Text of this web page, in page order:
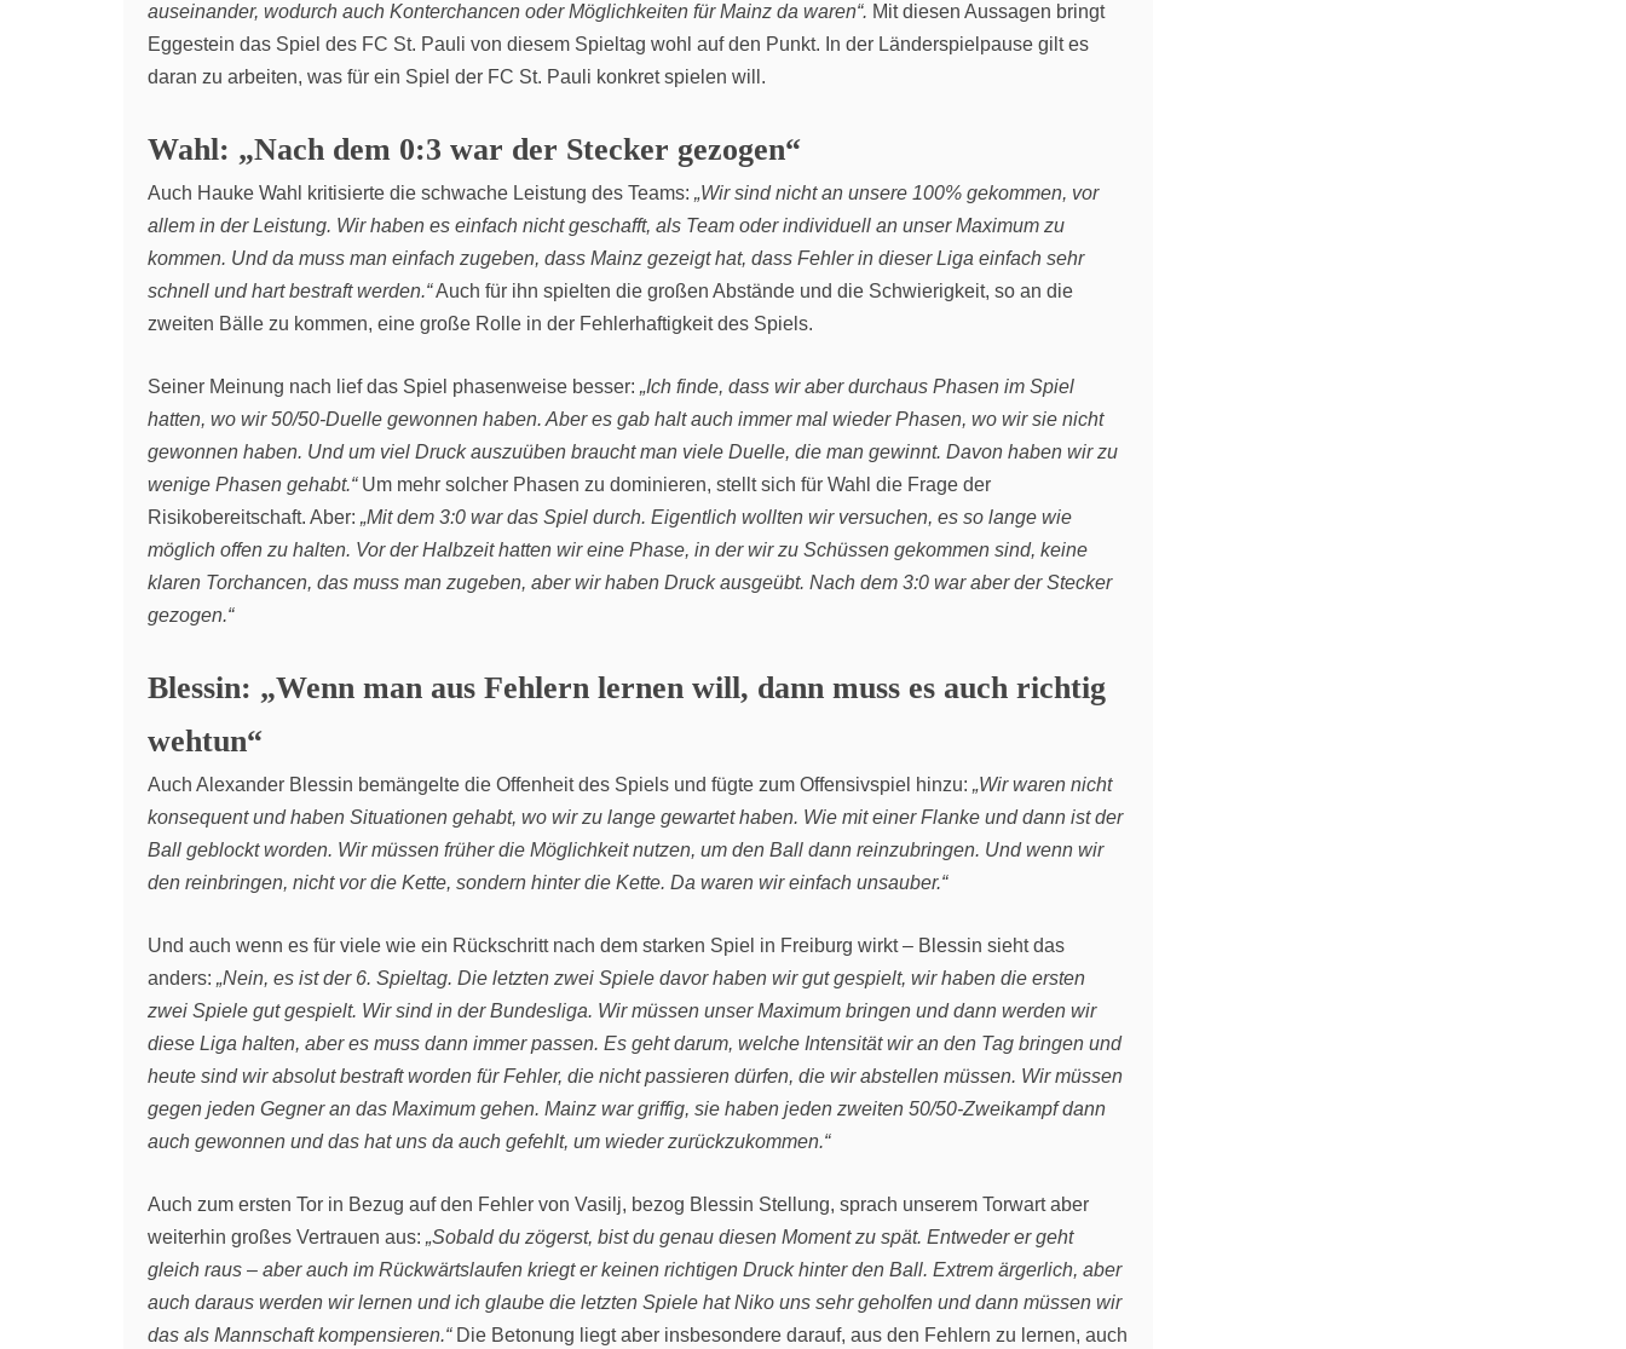
auseinander, wodurch auch Konterchancen oder Möglichkeiten für Mainz da waren“. Mit diesen Aussagen bringt
Eggestein das Spiel des FC St. Pauli von diesem Spieltag wohl auf den Punkt. In der Länderspielpause gilt es
daran zu arbeiten, was für ein Spiel der FC St. Pauli konkret spielen will.
Wahl: „Nach dem 0:3 war der Stecker gezogen“
Auch Hauke Wahl kritisierte die schwache Leistung des Teams: „Wir sind nicht an unsere 100% gekommen, vor
allem in der Leistung. Wir haben es einfach nicht geschafft, als Team oder individuell an unser Maximum zu
kommen. Und da muss man einfach zugeben, dass Mainz gezeigt hat, dass Fehler in dieser Liga einfach sehr
schnell und hart bestraft werden.“Auch für ihn spielten die großen Abstände und die Schwierigkeit, so an die
zweiten Bälle zu kommen, eine große Rolle in der Fehlerhaftigkeit des Spiels.
Seiner Meinung nach lief das Spiel phasenweise besser: „Ich finde, dass wir aber durchaus Phasen im Spiel
hatten, wo wir 50/50-Duelle gewonnen haben. Aber es gab halt auch immer mal wieder Phasen, wo wir sie nicht
gewonnen haben. Und um viel Druck auszuüben braucht man viele Duelle, die man gewinnt. Davon haben wir zu
wenige Phasen gehabt.“Um mehr solcher Phasen zu dominieren, stellt sich für Wahl die Frage der
Risikobereitschaft. Aber: „Mit dem 3:0 war das Spiel durch. Eigentlich wollten wir versuchen, es so lange wie
möglich offen zu halten. Vor der Halbzeit hatten wir eine Phase, in der wir zu Schüssen gekommen sind, keine
klaren Torchancen, das muss man zugeben, aber wir haben Druck ausgeübt. Nach dem 3:0 war aber der Stecker
gezogen.“
Blessin: „Wenn man aus Fehlern lernen will, dann muss es auch richtig
wehtun“
Auch Alexander Blessin bemängelte die Offenheit des Spiels und fügte zum Offensivspiel hinzu: „Wir waren nicht
konsequent und haben Situationen gehabt, wo wir zu lange gewartet haben. Wie mit einer Flanke und dann ist der
Ball geblockt worden. Wir müssen früher die Möglichkeit nutzen, um den Ball dann reinzubringen. Und wenn wir
den reinbringen, nicht vor die Kette, sondern hinter die Kette. Da waren wir einfach unsauber.“
Und auch wenn es für viele wie ein Rückschritt nach dem starken Spiel in Freiburg wirkt – Blessin sieht das
anders: „Nein, es ist der 6. Spieltag. Die letzten zwei Spiele davor haben wir gut gespielt, wir haben die ersten
zwei Spiele gut gespielt. Wir sind in der Bundesliga. Wir müssen unser Maximum bringen und dann werden wir
diese Liga halten, aber es muss dann immer passen. Es geht darum, welche Intensität wir an den Tag bringen und
heute sind wir absolut bestraft worden für Fehler, die nicht passieren dürfen, die wir abstellen müssen. Wir müssen
gegen jeden Gegner an das Maximum gehen. Mainz war griffig, sie haben jeden zweiten 50/50-Zweikampf dann
auch gewonnen und das hat uns da auch gefehlt, um wieder zurückzukommen.“
Auch zum ersten Tor in Bezug auf den Fehler von Vasilj, bezog Blessin Stellung, sprach unserem Torwart aber
weiterhin großes Vertrauen aus: „Sobald du zögerst, bist du genau diesen Moment zu spät. Entweder er geht
gleich raus – aber auch im Rückwärtslaufen kriegt er keinen richtigen Druck hinter den Ball. Extrem ärgerlich, aber
auch daraus werden wir lernen und ich glaube die letzten Spiele hat Niko uns sehr geholfen und dann müssen wir
das als Mannschaft kompensieren.“Die Betonung liegt aber insbesondere darauf, aus den Fehlern zu lernen, auch